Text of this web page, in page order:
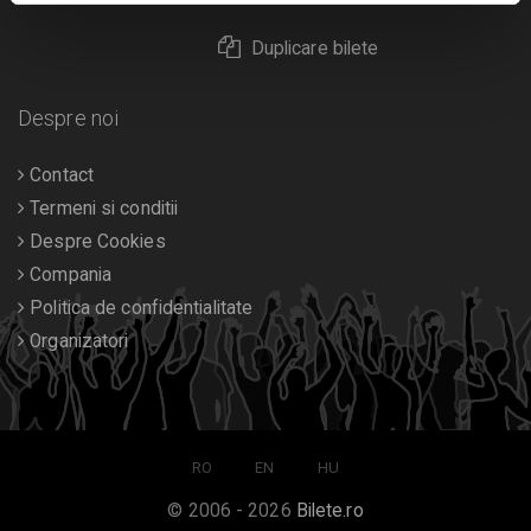
Duplicare bilete
Despre noi
Contact
Termeni si conditii
Despre Cookies
Compania
Politica de confidentialitate
Organizatori
RO EN HU
© 2006 - 2026 Bilete.ro